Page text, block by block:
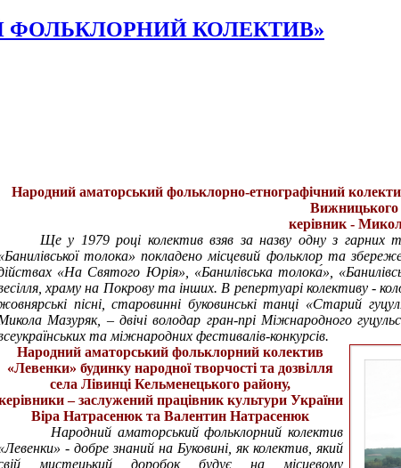
ФОЛЬКЛОРНИЙ КОЛЕКТИВ»
Народний аматорський фольклорно-етнографічний
Вижницького
керівник -
Ще у 1979 році колектив взяв за назву одну з гарних
толока» покладено місцевий фольклор та
«На Святого Юрія», «Банилівська толока́»,
храму на Покрову та інших. В репертуарі колективу -
пісні, старовинні буковинські танці «Старий
Мазуряк, – двічі володар гран-прі Міжнародного
та міжнародних фестивалів-конкурсів.
Народний аматорський фольклорний колектив
«Левенки» будинку народної творчості та дозвілля
села Лівинці Кельменецького району,
– заслужений працівник культури України
Віра Натрасенюк та Валентин Натрасенюк
Народний аматорський фольклорний колектив
- добре знаний на Буковині, як колектив, який
мистецький доробок будує на місцевому